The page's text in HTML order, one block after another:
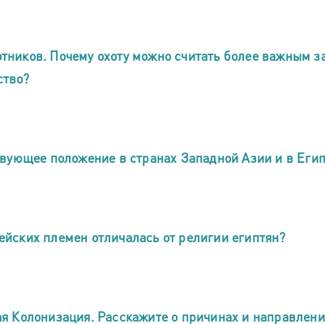
Почему охоту можно считать более важным
положение в странах Западной Азии и в
племен отличалась от религии египтян?
Колонизация. Расскажите о причинах и